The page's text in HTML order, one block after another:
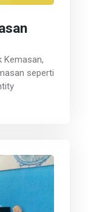
Kemasan,
seperti